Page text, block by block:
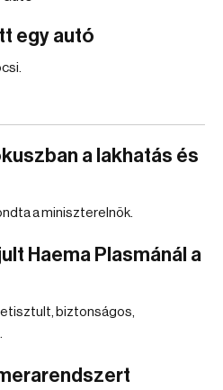
egy autó
a lakhatás és
a miniszterelnök.
Haema Plasmánál a
biztonságos,